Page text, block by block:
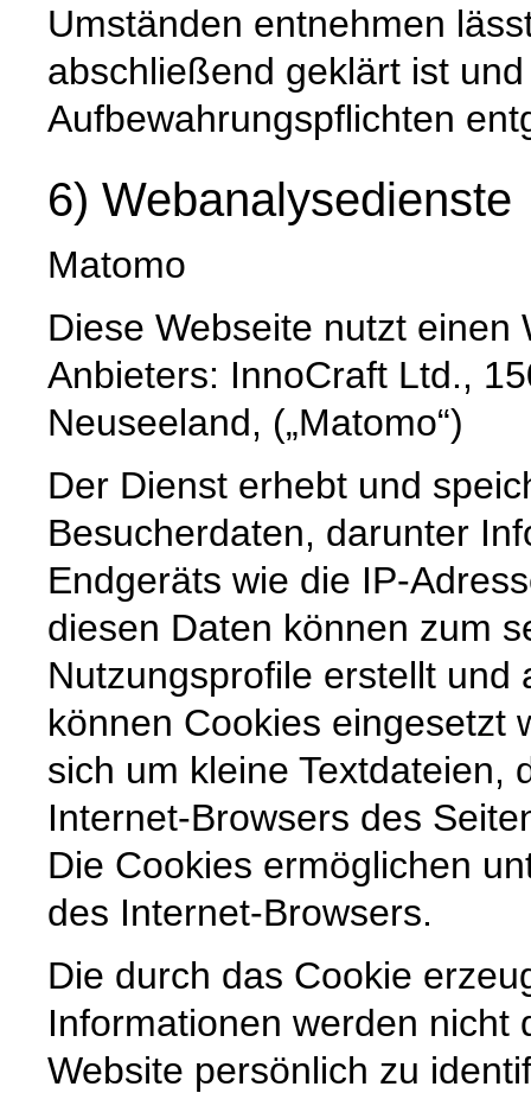
Umständen entnehmen
abschließend geklärt ist
Aufbewahrungspflichten
6) Webanalysedienste
Matomo
Diese Webseite nutzt
Anbieters: InnoCraft Ltd.,
Neuseeland, („Matomo“)
Der Dienst erhebt und
Besucherdaten, darunter
Endgeräts wie die IP-
diesen Daten können zum
Nutzungsprofile erstellt
können Cookies eingesetzt
sich um kleine Textdateien,
Internet-Browsers des
Die Cookies ermöglichen
des Internet-Browsers.
Die durch das Cookie
Informationen werden nicht
Website persönlich zu